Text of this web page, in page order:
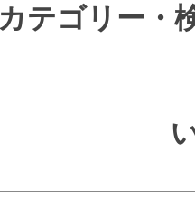
カテゴリー・